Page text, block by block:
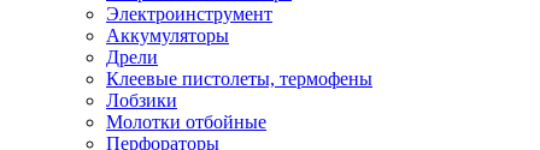
Электроинструмент
Аккумуляторы
Дрели
Клеевые пистолеты, термофены
Лобзики
Молотки отбойные
Перфораторы